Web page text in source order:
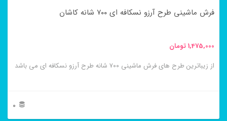
فرش ماشینی طرح آرزو نسکافه ای ۷۰۰ شانه کاشان
1,475,000تومان
از زیباترین طرح های فرش ماشینی ۷۰۰ شانه طرح آرزو نسکافه ای می باشد
0